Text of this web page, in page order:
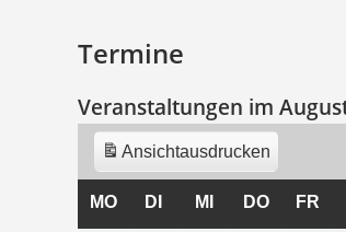
Termine
Veranstaltungen im
Ansichtausdrucken
MOMONTAG
DI DIENSTAG
MI MITTWOCH
DO FR